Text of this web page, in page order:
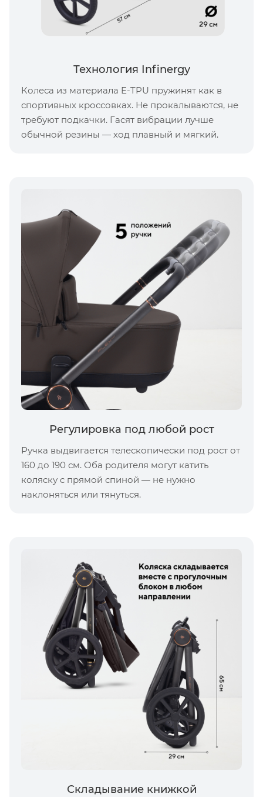
Технология Infinergy
Колеса из материала E-TPU пружинят как в
спортивных кроссовках. Не прокалываются, не
требуют подкачки. Гасят вибрации лучше
обычной резины — ход плавный и мягкий.
Регулировка под любой рост
Ручка выдвигается телескопически под рост от
160 до 190 см. Оба родителя могут катить
коляску с прямой спиной — не нужно
наклоняться или тянуться.
Складывание книжкой